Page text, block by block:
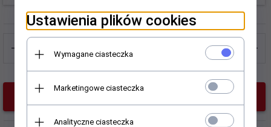
Ustawienia plików cookies
Wymagane ciasteczka
Marketingowe ciasteczka
Analityczne ciasteczka